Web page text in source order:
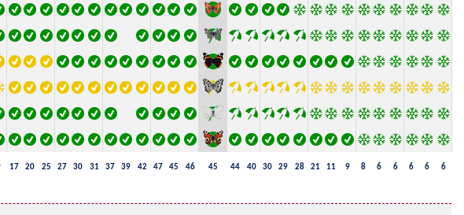
17 20 25 27 30 31 37 39 42 47 45 46 45 44 40 30 29 28 21 11 9 8 6 6 6 6 6